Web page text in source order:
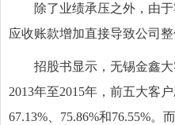
除了业绩承压之外，由于
应收账款增加直接导致公司整
招股书显示，无锡金鑫大
2013年至2015年，前五大客
67.13%、75.86%和76.55%